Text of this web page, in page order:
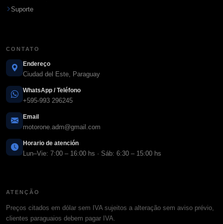
Suporte
CONTATO
Endereço
Ciudad del Este, Paraguay
WhatsApp / Teléfono
+595-993 296245
Email
motorone.adm@gmail.com
Horario de atención
Lun–Vie: 7:00 – 16:00 hs · Sáb: 6:30 – 15:00 hs
ATENÇÃO
Preços citados em dólar sem IVA sujeitos a alteração sem aviso prévio,
clientes paraguaios debem pagar IVA.